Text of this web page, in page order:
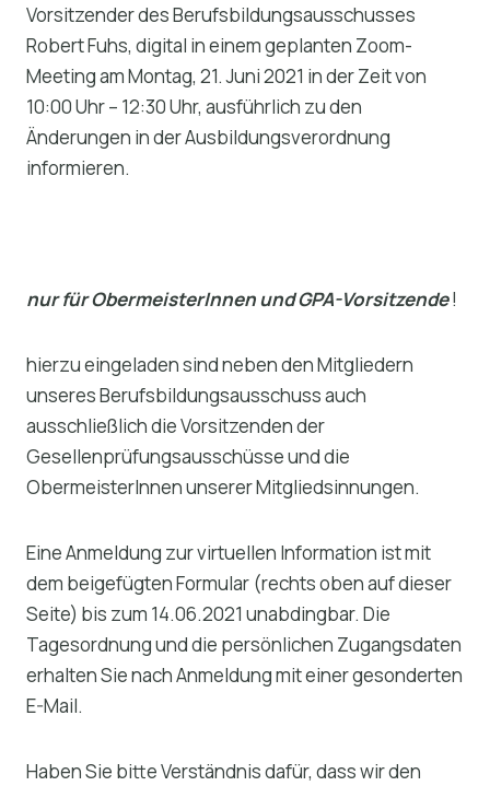
Vorsitzender des Berufsbildungsausschusses
Robert Fuhs, digital in einem geplanten Zoom-
Meeting am Montag, 21. Juni 2021 in der Zeit von
10:00 Uhr – 12:30 Uhr, ausführlich zu den
Änderungen in der Ausbildungsverordnung
informieren.
nur für ObermeisterInnen und GPA-Vorsitzende!
hierzu eingeladen sind neben den Mitgliedern
unseres Berufsbildungsausschuss auch
ausschließlich die Vorsitzenden der
Gesellenprüfungsausschüsse und die
ObermeisterInnen unserer Mitgliedsinnungen.
Eine Anmeldung zur virtuellen Information ist mit
dem beigefügten Formular (rechts oben auf dieser
Seite) bis zum 14.06.2021 unabdingbar. Die
Tagesordnung und die persönlichen Zugangsdaten
erhalten Sie nach Anmeldung mit einer gesonderten
E-Mail.
Haben Sie bitte Verständnis dafür, dass wir den